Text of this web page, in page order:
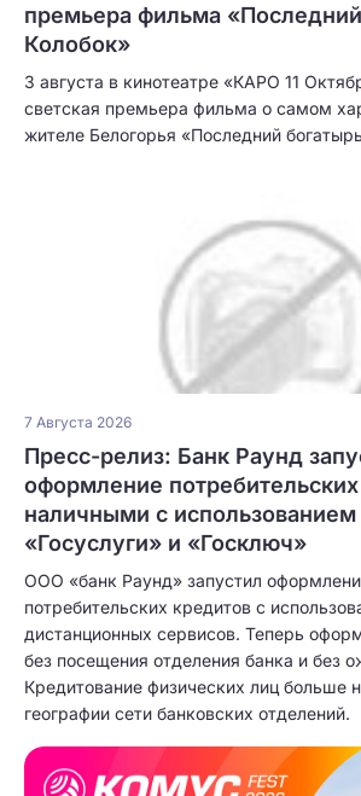
премьера фильма
Колобок»
3 августа в кинотеатре «КАРО 11
светская премьера фильма о самом
жителе Белогорья «Последний
7 Августа 2026
Пресс-релиз: Банк Раунд
оформление
наличными с использованием
«Госуслуги» и «Госключ»
ООО «банк Раунд» запустил
потребительских кредитов с
дистанционных сервисов. Теперь
без посещения отделения банка и без
Кредитование физических лиц больше
географии сети банковских отделений.